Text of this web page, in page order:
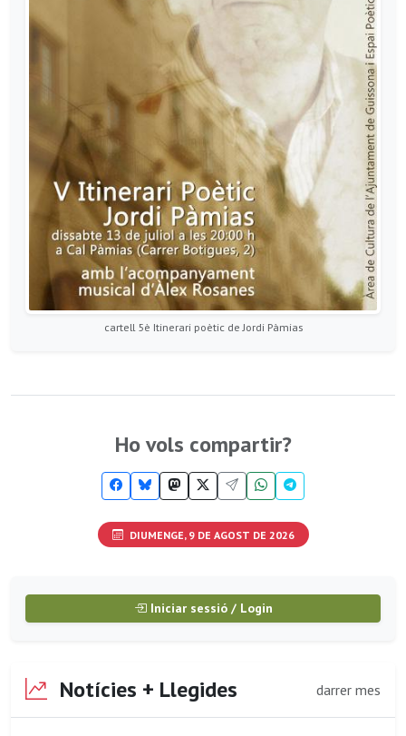
cartell 5è Itinerari poètic de Jordi Pàmias
Ho vols compartir?
DIUMENGE, 9 DE AGOST DE 2026
Iniciar sessió / Login
Notícies + Llegides darrer mes